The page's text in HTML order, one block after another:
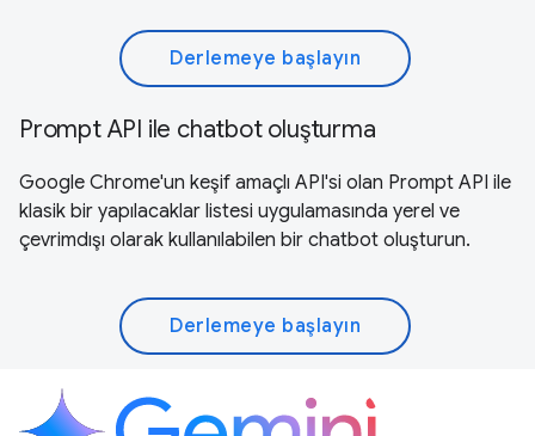
Derlemeye başlayın
Prompt API ile chatbot oluşturma
Google Chrome'un keşif amaçlı API'si olan Prompt API ile
klasik bir yapılacaklar listesi uygulamasında yerel ve
çevrimdışı olarak kullanılabilen bir chatbot oluşturun.
Derlemeye başlayın